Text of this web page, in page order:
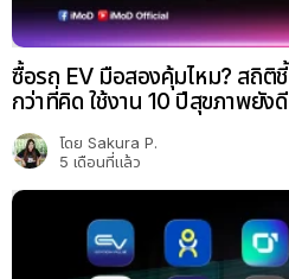
ซื้อรถ EV มือสองคุ้มไหม? สถิติ
กว่าที่คิด ใช้งาน 10 ปีสุขภาพยังดี
โดย Sakura P.
5 เดือนที่แล้ว